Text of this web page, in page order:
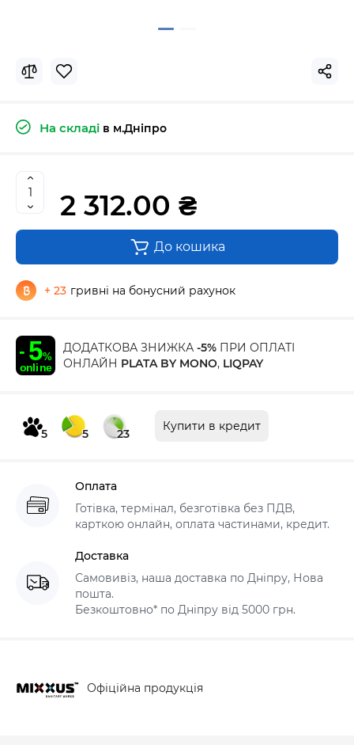
На складі в м.Дніпро
2 312.00 ₴
До кошика
+ 23 гривні на бонусний рахунок
ДОДАТКОВА ЗНИЖКА -5% ПРИ ОПЛАТІ
ОНЛАЙН PLATA BY MONO, LIQPAY
5 5 23
Купити в кредит
Оплата
Готівка, термінал, безготівка без ПДВ,
карткою онлайн, оплата частинами, кредит.
Доставка
Самовивіз, наша доставка по Дніпру, Нова
пошта.
Безкоштовно* по Дніпру від 5000 грн.
Офіційна продукція